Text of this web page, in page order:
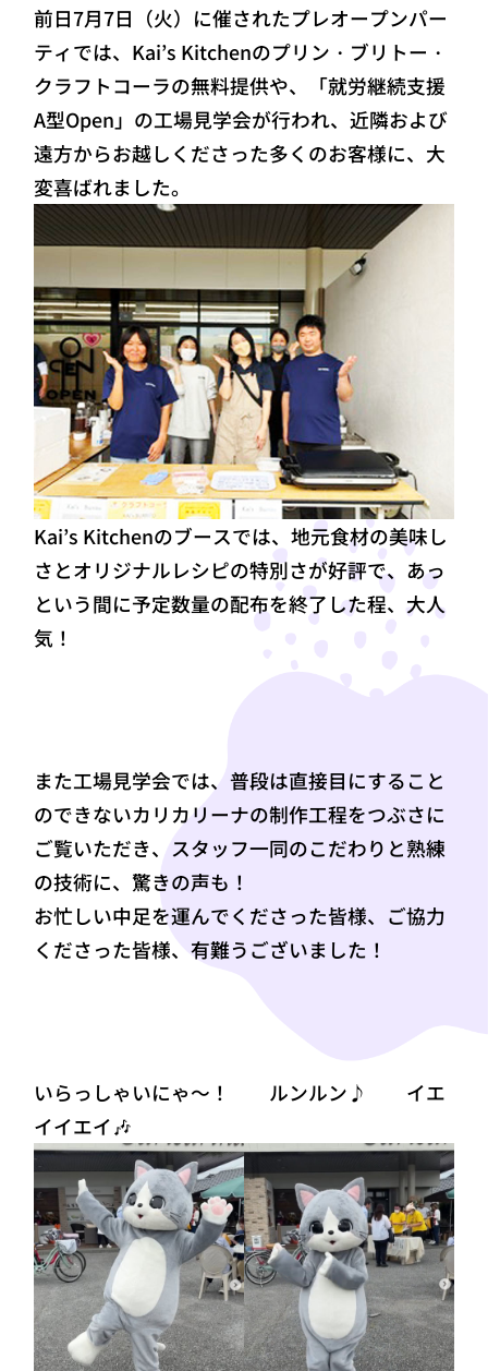
前日7月7日（火）に催されたプレオープンパー
ティでは、Kai’s Kitchenのプリン・ブリトー・
クラフトコーラの無料提供や、「就労継続支援
A型Open」の工場見学会が行われ、近隣および
遠方からお越しくださった多くのお客様に、大
変喜ばれました。
Kai’s Kitchenのブースでは、地元食材の美味し
さとオリジナルレシピの特別さが好評で、あっ
という間に予定数量の配布を終了した程、大人
気！
また工場見学会では、普段は直接目にすること
のできないカリカリーナの制作工程をつぶさに
ご覧いただき、スタッフ一同のこだわりと熟練
の技術に、驚きの声も！
お忙しい中足を運んでくださった皆様、ご協力
くださった皆様、有難うございました！
いらっしゃいにゃ～！ ルンルン♪ イエ
イイエイ🎶